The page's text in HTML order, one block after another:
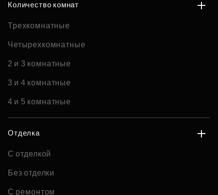
Количество комнат
Трехкомнатные
Четырехкомнатные
2 и 3 комнатные
3 и 4 комнатные
4 и 5 комнатные
Отделка
С отделкой
Без отделки
С ремонтом